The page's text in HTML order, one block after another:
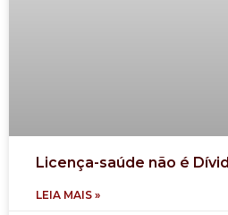
Licença-saúde não é
LEIA MAIS »